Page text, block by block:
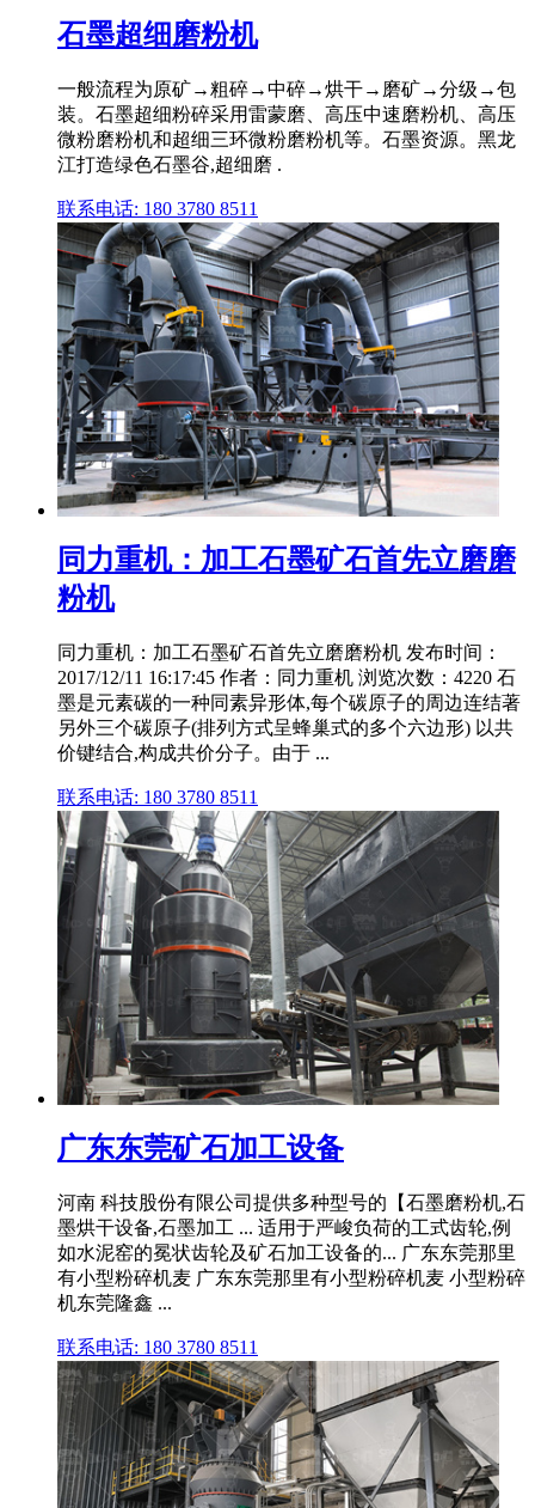
石墨超细磨粉机
一般流程为原矿→粗碎→中碎→烘干→磨矿→分级→包
装。石墨超细粉碎采用雷蒙磨、高压中速磨粉机、高压
微粉磨粉机和超细三环微粉磨粉机等。石墨资源。黑龙
江打造绿色石墨谷,超细磨 .
联系电话: 180 3780 8511
同力重机：加工石墨矿石首先立磨磨
粉机
同力重机：加工石墨矿石首先立磨磨粉机 发布时间：
2017/12/11 16:17:45 作者：同力重机 浏览次数：4220 石
墨是元素碳的一种同素异形体,每个碳原子的周边连结著
另外三个碳原子(排列方式呈蜂巢式的多个六边形) 以共
价键结合,构成共价分子。由于 ...
联系电话: 180 3780 8511
广东东莞矿石加工设备
河南 科技股份有限公司提供多种型号的【石墨磨粉机,石
墨烘干设备,石墨加工 ... 适用于严峻负荷的工式齿轮,例
如水泥窑的冕状齿轮及矿石加工设备的... 广东东莞那里
有小型粉碎机麦 广东东莞那里有小型粉碎机麦 小型粉碎
机东莞隆鑫 ...
联系电话: 180 3780 8511